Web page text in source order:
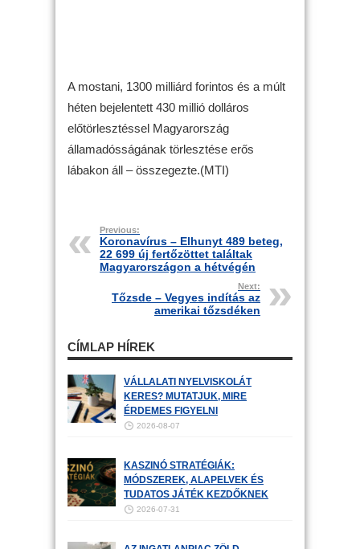
A mostani, 1300 milliárd forintos és a múlt
héten bejelentett 430 millió dolláros
előtörlesztéssel Magyarország
államadósságának törlesztése erős
lábakon áll – összegezte.(MTI)
Previous:
Koronavírus – Elhunyt 489 beteg,
22 699 új fertőzöttet találtak
Magyarországon a hétvégén
Next:
Tőzsde – Vegyes indítás az
amerikai tőzsdéken
CÍMLAP HÍREK
VÁLLALATI NYELVISKOLÁT
KERES? MUTATJUK, MIRE
ÉRDEMES FIGYELNI
2026-08-07
KASZINÓ STRATÉGIÁK:
MÓDSZEREK, ALAPELVEK ÉS
TUDATOS JÁTÉK KEZDŐKNEK
2026-07-31